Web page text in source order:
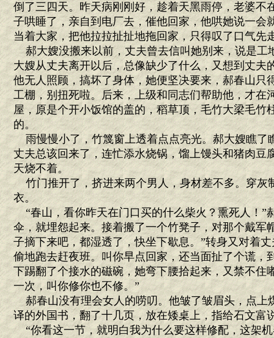
倒了三四天。昨天病刚刚好，趁着天黑雨停，老婆不
子哄睡了，亲自到电厂去，催他回家，他哄她说一会
当着大家，把他拉拉扯扯地拖回家，只得叹了口气先
郝大嫂没搬来以前，丈夫曾去信叫她别来，说是工
大嫂从丈夫离开以后，总像缺少了什么，又想到丈夫
他无人照顾，搞坏了身体，她便坚决要来，郝春山只
工棚，别扭死啦。后来，上级和同志们帮助他，才在
屋，原是个开小饭馆的盖的，稻草顶，毛竹大梁毛竹
的。
雨慢慢小了，竹篾窗上透着点点亮光。郝大嫂瞧了
丈夫总该回来了，连忙添水烧锅，馏上馒头和猪肉豆
天烧不着。
竹门推开了，挤进来两个男人，身材差不多。穿灰
衣。
“春山，看你昨天在门口买的什么柴火？熏死人！”
伞，就埋怨起来。接着搬了一个竹凳子，对那个戴军
子摘下来吧，都湿透了，快坐下歇息。”转身又对着
偷地跑去赶夜班。叫你早点回家，还当面扯了个谎，
下踢翻了个接水的磁碗，她弯下腰拾起来，又禁不住
一次，叫你修你也不修。”
郝春山没有理会女人的唠叨。他皱了皱眉头，点上
译的外国书，翻了十几页，放在矮桌上，指给石文富
“你看这一节，就明白我为什么要这样修配，这架